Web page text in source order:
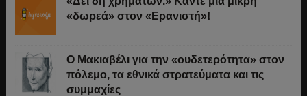
«δωρεά» στον «Ερανιστή»!
O Μακιαβέλι για την «ουδετερότητα» στον
πόλεμο, τα εθνικά στρατεύματα και τις
συμμαχίες